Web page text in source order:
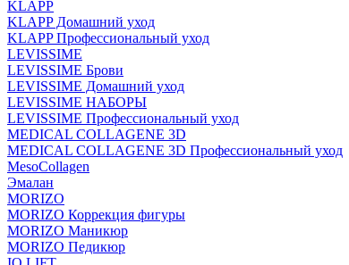
KLAPP
KLAPP Домашний уход
KLAPP Профессиональный уход
LEVISSIME
LEVISSIME Брови
LEVISSIME Домашний уход
LEVISSIME НАБОРЫ
LEVISSIME Профессиональный уход
MEDICAL COLLAGENE 3D
MEDICAL COLLAGENE 3D Профессиональный уход
MesoCollagen
Эмалан
MORIZO
MORIZO Коррекция фигуры
MORIZO Маникюр
MORIZO Педикюр